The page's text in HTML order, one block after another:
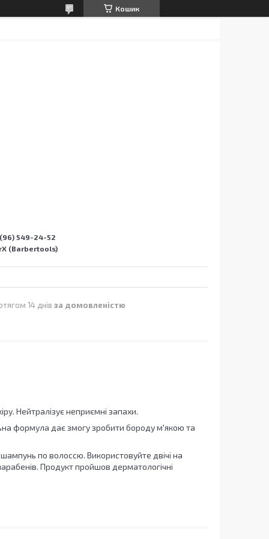
Кошик
549-24-52
(Barbertools)
14 днів за домовленістю
Нейтралізує неприємні запахи.
формула дає змогу зробити бороду м'якою та
по волоссю. Використовуйте двічі на
Продукт пройшов дерматологічні